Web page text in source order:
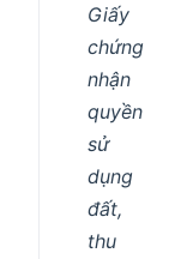
Giấy
chứng
nhận
quyền
sử
dụng
đất,
thu